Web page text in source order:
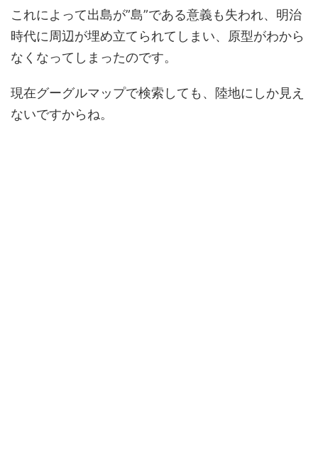
これによって出島が”島”である意義も失われ、明治
時代に周辺が埋め立てられてしまい、原型がわから
なくなってしまったのです。
現在グーグルマップで検索しても、陸地にしか見え
ないですからね。